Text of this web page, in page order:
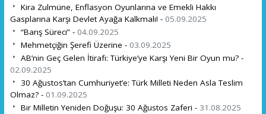
Kira Zulmüne, Enflasyon Oyunlarına ve Emekli Hakkı
Gasplarına Karşı Devlet Ayağa Kalkmalı! - 05.09.2025
“Barış Süreci” - 04.09.2025
Mehmetçiğin Şerefi Üzerine - 03.09.2025
AB’nin Geç Gelen İtirafı: Türkiye’ye Karşı Yeni Bir Oyun mu? -
02.09.2025
30 Ağustos’tan Cumhuriyet’e: Türk Milleti Neden Asla Teslim
Olmaz? - 01.09.2025
Bir Milletin Yeniden Doğuşu: 30 Ağustos Zaferi - 31.08.2025